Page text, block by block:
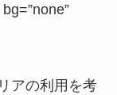
アの利用を考